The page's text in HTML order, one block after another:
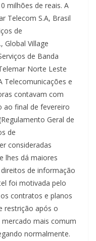
milhões de reais. A
Telecom S.A, Brasil
de
Global Village
de Banda
Norte Leste
Telecomunicações e
contavam com
ao final de fevereiro
Geral de
de
consideradas
lhes dá maiores
de informação
foi motivada pelo
contratos e planos
restrição após o
mais comum
normalmente.